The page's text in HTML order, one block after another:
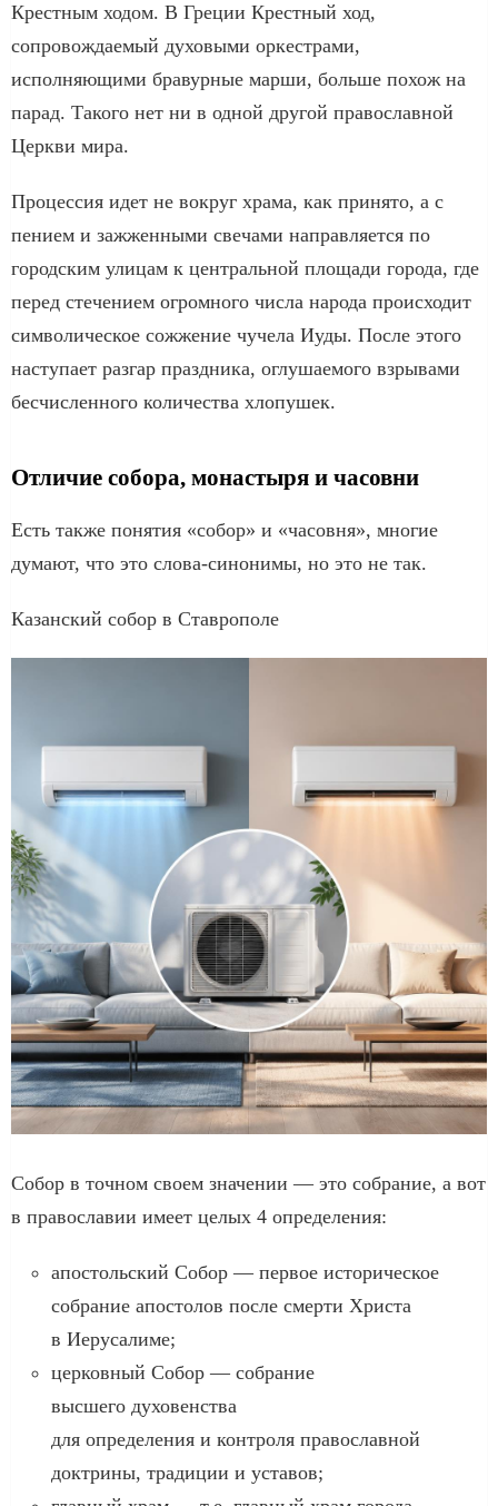
Крестным ходом. В Греции Крестный ход,
сопровождаемый духовыми оркестрами,
исполняющими бравурные марши, больше похож на
парад. Такого нет ни в одной другой православной
Церкви мира.
Процессия идет не вокруг храма, как принято, а с
пением и зажженными свечами направляется по
городским улицам к центральной площади города, где
перед стечением огромного числа народа происходит
символическое сожжение чучела Иуды. После этого
наступает разгар праздника, оглушаемого взрывами
бесчисленного количества хлопушек.
Отличие собора, монастыря и часовни
Есть также понятия «собор» и «часовня», многие
думают, что это слова-синонимы, но это не так.
Казанский собор в Ставрополе
Собор в точном своем значении — это собрание, а вот
в православии имеет целых 4 определения:
апостольский Собор — первое историческое
собрание апостолов после смерти Христа
в Иерусалиме;
церковный Собор — собрание
высшего духовенства
для определения и контроля православной
доктрины, традиции и уставов;